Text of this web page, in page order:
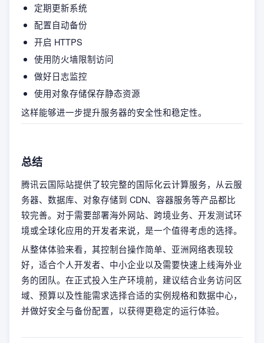
定期更新系统
配置自动备份
开启 HTTPS
使用防火墙限制访问
做好日志监控
使用对象存储保存静态资源
这样能够进一步提升服务器的安全性和稳定性。
总结
腾讯云国际站提供了较完整的国际化云计算服务，从云服
务器、数据库、对象存储到 CDN、容器服务等产品都比
较完善。对于需要部署海外网站、跨境业务、开发测试环
境或全球化应用的开发者来说，是一个值得考虑的选择。
从整体体验来看，其控制台操作简单、亚洲网络表现较
好，适合个人开发者、中小企业以及需要快速上线海外业
务的团队。在正式投入生产环境前，建议结合业务访问区
域、预算以及性能需求选择合适的实例规格和数据中心，
并做好安全与备份配置，以获得更稳定的运行体验。